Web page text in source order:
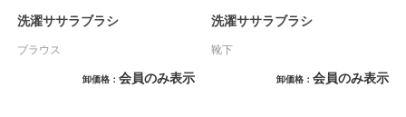
洗濯ササラブラシ
ブラウス
卸価格 会員のみ表示
洗濯ササラブラシ
靴下
卸価格 会員のみ表示